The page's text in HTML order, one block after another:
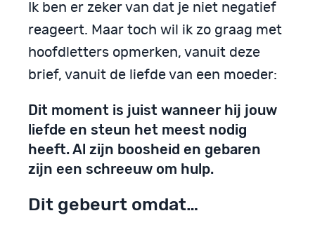
Ik ben er zeker van dat je niet negatief
reageert. Maar toch wil ik zo graag met
hoofdletters opmerken, vanuit deze
brief, vanuit de liefde van een moeder:
Dit moment is juist wanneer hij jouw
liefde en steun het meest nodig
heeft. Al zijn boosheid en gebaren
zijn een schreeuw om hulp.
Dit gebeurt omdat…